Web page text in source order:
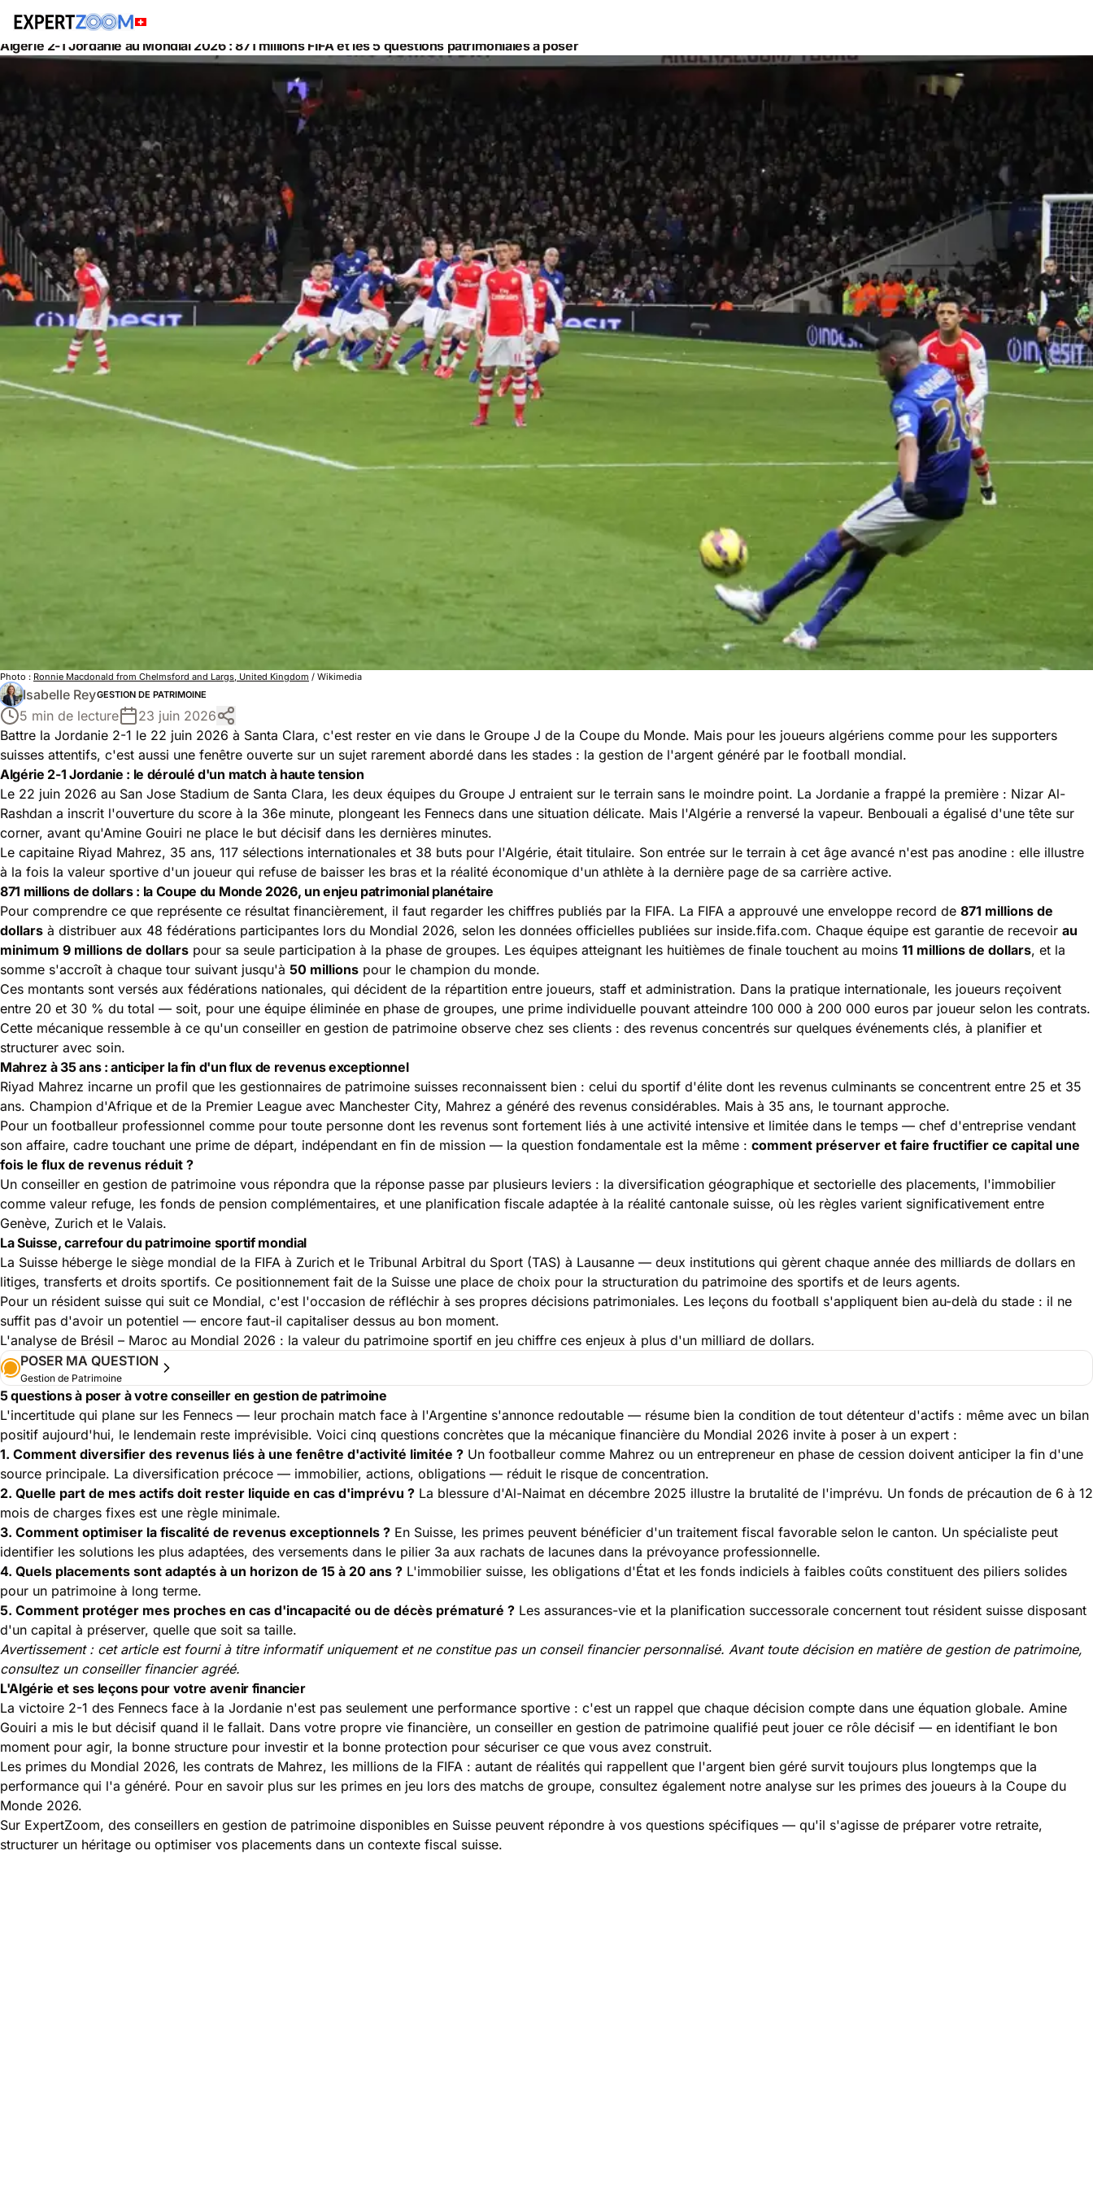
Actualités Gestion de Patrimoine
Algérie 2-1 Jordanie au Mondial 2026 : 871 millions FIFA et les 5 questions patrimoniales à poser
Photo : Ronnie Macdonald from Chelmsford and Largs, United Kingdom / Wikimedia
Isabelle ReyGESTION DE PATRIMOINE
5 min de lecture
23 juin 2026
Battre la Jordanie 2-1 le 22 juin 2026 à Santa Clara, c'est rester en vie dans le Groupe J de la Coupe du Monde. Mais pour les joueurs algériens comme pour les supporters
suisses attentifs, c'est aussi une fenêtre ouverte sur un sujet rarement abordé dans les stades : la gestion de l'argent généré par le football mondial.
Algérie 2-1 Jordanie : le déroulé d'un match à haute tension
Le 22 juin 2026 au San Jose Stadium de Santa Clara, les deux équipes du Groupe J entraient sur le terrain sans le moindre point. La Jordanie a frappé la première : Nizar Al-
Rashdan a inscrit l'ouverture du score à la 36e minute, plongeant les Fennecs dans une situation délicate. Mais l'Algérie a renversé la vapeur. Benbouali a égalisé d'une tête sur
corner, avant qu'Amine Gouiri ne place le but décisif dans les dernières minutes.
Le capitaine Riyad Mahrez, 35 ans, 117 sélections internationales et 38 buts pour l'Algérie, était titulaire. Son entrée sur le terrain à cet âge avancé n'est pas anodine : elle illustre
à la fois la valeur sportive d'un joueur qui refuse de baisser les bras et la réalité économique d'un athlète à la dernière page de sa carrière active.
871 millions de dollars : la Coupe du Monde 2026, un enjeu patrimonial planétaire
Pour comprendre ce que représente ce résultat financièrement, il faut regarder les chiffres publiés par la FIFA. La FIFA a approuvé une enveloppe record de 871 millions de
dollars à distribuer aux 48 fédérations participantes lors du Mondial 2026, selon les données officielles publiées sur inside.fifa.com. Chaque équipe est garantie de recevoir au
minimum 9 millions de dollars pour sa seule participation à la phase de groupes. Les équipes atteignant les huitièmes de finale touchent au moins 11 millions de dollars, et la
somme s'accroît à chaque tour suivant jusqu'à 50 millions pour le champion du monde.
Ces montants sont versés aux fédérations nationales, qui décident de la répartition entre joueurs, staff et administration. Dans la pratique internationale, les joueurs reçoivent
entre 20 et 30 % du total — soit, pour une équipe éliminée en phase de groupes, une prime individuelle pouvant atteindre 100 000 à 200 000 euros par joueur selon les contrats.
Cette mécanique ressemble à ce qu'un conseiller en gestion de patrimoine observe chez ses clients : des revenus concentrés sur quelques événements clés, à planifier et
structurer avec soin.
Mahrez à 35 ans : anticiper la fin d'un flux de revenus exceptionnel
Riyad Mahrez incarne un profil que les gestionnaires de patrimoine suisses reconnaissent bien : celui du sportif d'élite dont les revenus culminants se concentrent entre 25 et 35
ans. Champion d'Afrique et de la Premier League avec Manchester City, Mahrez a généré des revenus considérables. Mais à 35 ans, le tournant approche.
Pour un footballeur professionnel comme pour toute personne dont les revenus sont fortement liés à une activité intensive et limitée dans le temps — chef d'entreprise vendant
son affaire, cadre touchant une prime de départ, indépendant en fin de mission — la question fondamentale est la même : comment préserver et faire fructifier ce capital une
fois le flux de revenus réduit ?
Un conseiller en gestion de patrimoine vous répondra que la réponse passe par plusieurs leviers : la diversification géographique et sectorielle des placements, l'immobilier
comme valeur refuge, les fonds de pension complémentaires, et une planification fiscale adaptée à la réalité cantonale suisse, où les règles varient significativement entre
Genève, Zurich et le Valais.
La Suisse, carrefour du patrimoine sportif mondial
La Suisse héberge le siège mondial de la FIFA à Zurich et le Tribunal Arbitral du Sport (TAS) à Lausanne — deux institutions qui gèrent chaque année des milliards de dollars en
litiges, transferts et droits sportifs. Ce positionnement fait de la Suisse une place de choix pour la structuration du patrimoine des sportifs et de leurs agents.
Pour un résident suisse qui suit ce Mondial, c'est l'occasion de réfléchir à ses propres décisions patrimoniales. Les leçons du football s'appliquent bien au-delà du stade : il ne
suffit pas d'avoir un potentiel — encore faut-il capitaliser dessus au bon moment.
L'analyse de Brésil – Maroc au Mondial 2026 : la valeur du patrimoine sportif en jeu chiffre ces enjeux à plus d'un milliard de dollars.
POSER MA QUESTION
Gestion de Patrimoine
5 questions à poser à votre conseiller en gestion de patrimoine
L'incertitude qui plane sur les Fennecs — leur prochain match face à l'Argentine s'annonce redoutable — résume bien la condition de tout détenteur d'actifs : même avec un bilan
positif aujourd'hui, le lendemain reste imprévisible. Voici cinq questions concrètes que la mécanique financière du Mondial 2026 invite à poser à un expert :
1. Comment diversifier des revenus liés à une fenêtre d'activité limitée ? Un footballeur comme Mahrez ou un entrepreneur en phase de cession doivent anticiper la fin d'une
source principale. La diversification précoce — immobilier, actions, obligations — réduit le risque de concentration.
2. Quelle part de mes actifs doit rester liquide en cas d'imprévu ? La blessure d'Al-Naimat en décembre 2025 illustre la brutalité de l'imprévu. Un fonds de précaution de 6 à 12
mois de charges fixes est une règle minimale.
3. Comment optimiser la fiscalité de revenus exceptionnels ? En Suisse, les primes peuvent bénéficier d'un traitement fiscal favorable selon le canton. Un spécialiste peut
identifier les solutions les plus adaptées, des versements dans le pilier 3a aux rachats de lacunes dans la prévoyance professionnelle.
4. Quels placements sont adaptés à un horizon de 15 à 20 ans ? L'immobilier suisse, les obligations d'État et les fonds indiciels à faibles coûts constituent des piliers solides
pour un patrimoine à long terme.
5. Comment protéger mes proches en cas d'incapacité ou de décès prématuré ? Les assurances-vie et la planification successorale concernent tout résident suisse disposant
d'un capital à préserver, quelle que soit sa taille.
Avertissement : cet article est fourni à titre informatif uniquement et ne constitue pas un conseil financier personnalisé. Avant toute décision en matière de gestion de patrimoine,
consultez un conseiller financier agréé.
L'Algérie et ses leçons pour votre avenir financier
La victoire 2-1 des Fennecs face à la Jordanie n'est pas seulement une performance sportive : c'est un rappel que chaque décision compte dans une équation globale. Amine
Gouiri a mis le but décisif quand il le fallait. Dans votre propre vie financière, un conseiller en gestion de patrimoine qualifié peut jouer ce rôle décisif — en identifiant le bon
moment pour agir, la bonne structure pour investir et la bonne protection pour sécuriser ce que vous avez construit.
Les primes du Mondial 2026, les contrats de Mahrez, les millions de la FIFA : autant de réalités qui rappellent que l'argent bien géré survit toujours plus longtemps que la
performance qui l'a généré. Pour en savoir plus sur les primes en jeu lors des matchs de groupe, consultez également notre analyse sur les primes des joueurs à la Coupe du
Monde 2026.
Sur ExpertZoom, des conseillers en gestion de patrimoine disponibles en Suisse peuvent répondre à vos questions spécifiques — qu'il s'agisse de préparer votre retraite,
structurer un héritage ou optimiser vos placements dans un contexte fiscal suisse.